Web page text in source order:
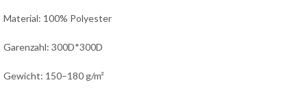
Material: 100% Polyester
Garenzahl: 300D*300D
Gewicht: 150–180 g/m²